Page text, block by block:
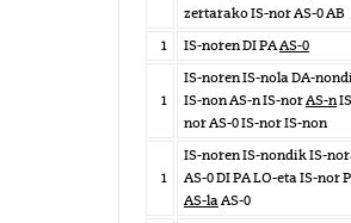
zertarako IS-nor AS-0 AB
1
IS-noren DI PAAS-0
1
IS-noren IS-nola DA-
IS-non AS-n IS-norAS-n
nor AS-0 IS-nor IS-non
1
IS-noren IS-nondik IS-
AS-0 DI PA LO-eta IS-nor
AS-laAS-0